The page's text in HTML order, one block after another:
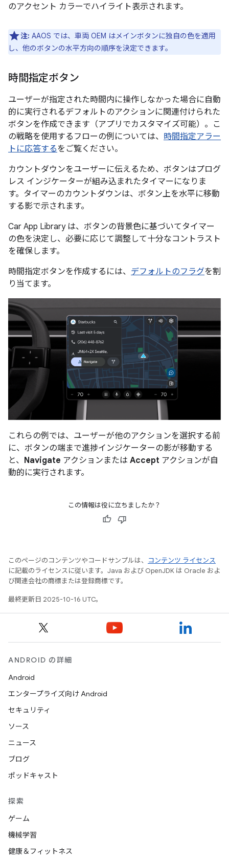
のアクセント カラーでハイライト表示されます。
注: AAOS では、車両 OEM はメインボタンに独自の色を適用
し、他のボタンの水平方向の順序を決定できます。
時間指定ボタン
ユーザーが指定された時間内に操作しなかった場合に自動
的に実行されるデフォルトのアクションに関連付けられた
ボタンを作成できます（アプリでカスタマイズ可能）。こ
の戦略を使用するフローの例については、 時間指定アラー
トに応答するをご覧ください。
カウントダウンをユーザーに伝えるため、ボタンはプログ
レス インジケーターが組み込まれたタイマーになりま
す。タイマーのカウントダウンは、ボタン上を水平に移動
する影で示されます。
Car App Library は、ボタンの背景色に基づいてタイマー
の色を決定し、必要に応じて調整して十分なコントラスト
を確保します。
時間指定ボタンを作成するには、 デフォルトのフラグを割
り当てます。
これらの例では、ユーザーが他のアクションを選択する前
に、ボタンの端まで進捗インジケーターの影が移動する
と、 Navigate アクションまたは Accept アクションが自
動的に実行されます。
この情報は役に立ちましたか？
このページのコンテンツやコードサンプルは、
コンテンツ ライセンス
に記載のライセンスに従います。Java および OpenJDK は Oracle およ
び関連会社の商標または登録商標です。
最終更新日 2025-10-16 UTC。
ANDROID の詳細
Android
エンタープライズ向け Android
セキュリティ
ソース
ニュース
ブログ
ポッドキャスト
探索
ゲーム
機械学習
健康＆フィットネス